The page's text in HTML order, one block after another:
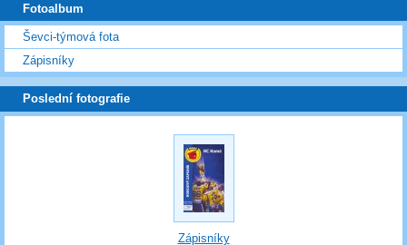
Fotoalbum
Ševci-týmová fota
Zápisníky
Poslední fotografie
Zápisníky